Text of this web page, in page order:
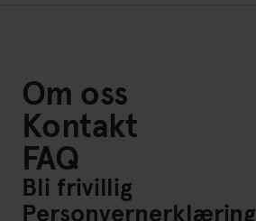
Om oss
Kontakt
FAQ
Bli frivillig
Personvernerklæring